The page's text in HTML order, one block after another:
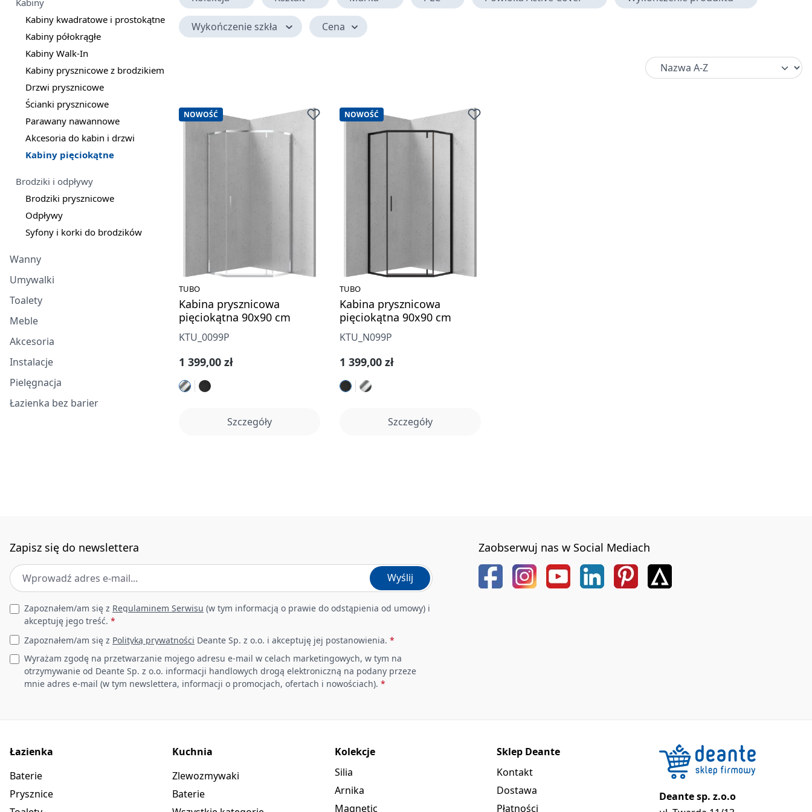
Kabiny
Kabiny kwadratowe i prostokątne
Kabiny półokrągłe
Kabiny Walk-In
Kabiny prysznicowe z brodzikiem
Drzwi prysznicowe
Ścianki prysznicowe
Parawany nawannowe
Akcesoria do kabin i drzwi
Kabiny pięciokątne
Brodziki i odpływy
Brodziki prysznicowe
Odpływy
Syfony i korki do brodzików
Wanny
Umywalki
Toalety
Meble
Akcesoria
Instalacje
Pielęgnacja
Łazienka bez barier
Wykończenie szkła Cena
NOWOŚĆ
TUBO
Kabina prysznicowa
pięciokątna 90x90 cm
KTU_0099P
Cena regularna:
1 399,00 zł
Szczegóły
NOWOŚĆ
TUBO
Kabina prysznicowa
pięciokątna 90x90 cm
KTU_N099P
Cena regularna:
1 399,00 zł
Szczegóły
Zapisz się do newslettera
Adres e-mail *
Wyślij
Leave this field empty
Zapoznałem/am się z Regulaminem Serwisu (w tym informacją o prawie do odstąpienia od umowy) i
akceptuję jego treść. *
Zapoznałem/am się z Polityką prywatności Deante Sp. z o.o. i akceptuję jej postanowienia. *
Wyrażam zgodę na przetwarzanie mojego adresu e-mail w celach marketingowych, w tym na
otrzymywanie od Deante Sp. z o.o. informacji handlowych drogą elektroniczną na podany przeze
mnie adres e-mail (w tym newslettera, informacji o promocjach, ofertach i nowościach). *
Zaobserwuj nas w Social Mediach
Łazienka
Baterie
Prysznice
Kuchnia
Zlewozmywaki
Baterie
Kolekcje
Silia
Arnika
Magnetic
Sklep Deante
Kontakt
Dostawa
Płatności
Deante sp. z.o.o